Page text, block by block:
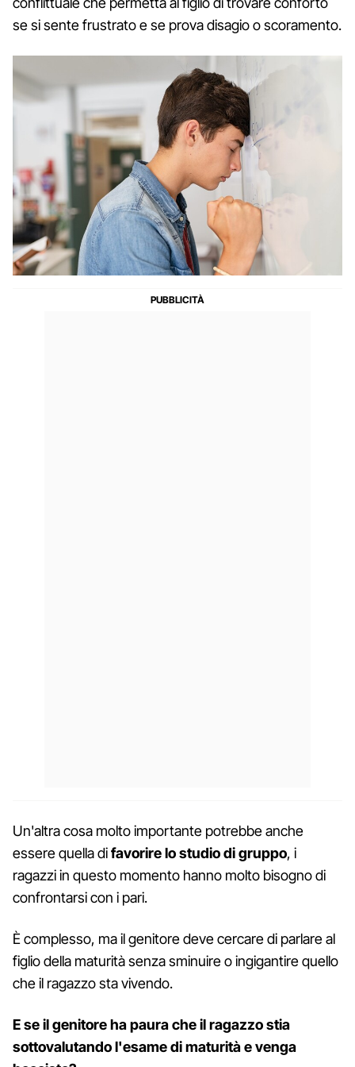
se si sente frustrato e se prova disagio o scoramento.
Un'altra cosa molto importante potrebbe anche
essere quella difavorire lo studio di gruppo, i
ragazzi in questo momento hanno molto bisogno di
confrontarsi con i pari.
È complesso, ma il genitore deve cercare di parlare al
figlio della maturità senza sminuire o ingigantire quello
che il ragazzo sta vivendo.
E se il genitore ha paura che il ragazzo stia
sottovalutando l'esame di maturità e venga